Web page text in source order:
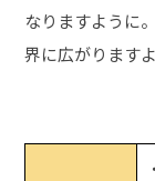
なりますように
界に広がります